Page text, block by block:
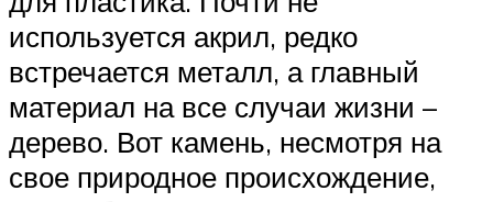
используется акрил, редко
встречается металл, а главный
материал на все случаи жизни –
дерево. Вот камень, несмотря на
свое природное происхождение,